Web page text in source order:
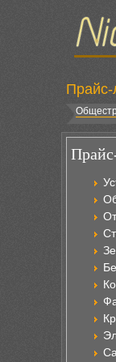
Прайс-